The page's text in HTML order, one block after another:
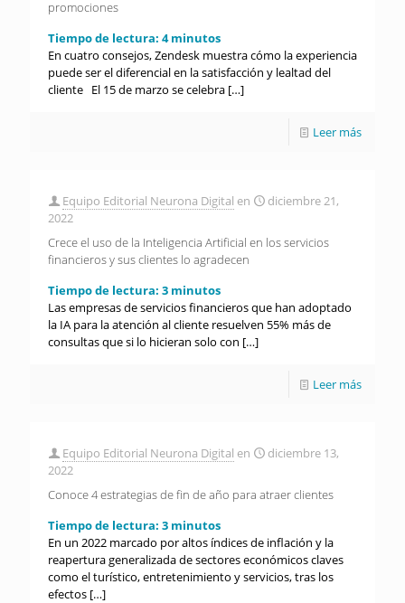
promociones
Tiempo de lectura: 4 minutos
En cuatro consejos, Zendesk muestra cómo la experiencia
puede ser el diferencial en la satisfacción y lealtad del
cliente El 15 de marzo se celebra […]
Leer más
Equipo Editorial Neurona Digital en
diciembre 21,
2022
Crece el uso de la Inteligencia Artificial en los servicios
financieros y sus clientes lo agradecen
Tiempo de lectura: 3 minutos
Las empresas de servicios financieros que han adoptado
la IA para la atención al cliente resuelven 55% más de
consultas que si lo hicieran solo con […]
Leer más
Equipo Editorial Neurona Digital en
diciembre 13,
2022
Conoce 4 estrategias de fin de año para atraer clientes
Tiempo de lectura: 3 minutos
En un 2022 marcado por altos índices de inflación y la
reapertura generalizada de sectores económicos claves
como el turístico, entretenimiento y servicios, tras los
efectos […]